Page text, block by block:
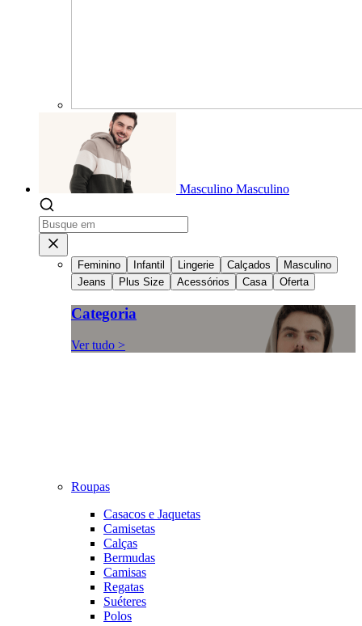
Masculino Masculino
Feminino Infantil Lingerie Calçados
Masculino
Jeans
Plus Size Acessórios Casa Oferta
Categoria
Ver tudo >
Roupas
Casacos e Jaquetas
Camisetas
Calças
Bermudas
Camisas
Regatas
Suéteres
Polos